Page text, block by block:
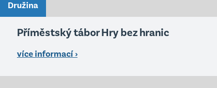
Družina
Příměstský tábor Hry bez hranic
více informací ›